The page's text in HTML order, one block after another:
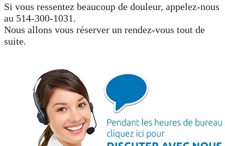
Si vous ressentez beaucoup de douleur, appelez-nous
au 514-300-1031.
Nous allons vous réserver un rendez-vous tout de
suite.